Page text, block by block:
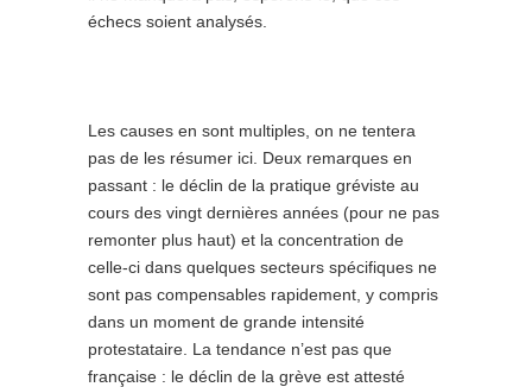
échecs soient analysés.
Les causes en sont multiples, on ne tentera
pas de les résumer ici. Deux remarques en
passant : le déclin de la pratique gréviste au
cours des vingt dernières années (pour ne pas
remonter plus haut) et la concentration de
celle-ci dans quelques secteurs spécifiques ne
sont pas compensables rapidement, y compris
dans un moment de grande intensité
protestataire. La tendance n’est pas que
française : le déclin de la grève est attesté